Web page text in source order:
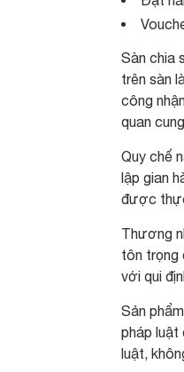
Sàn chia
trên sàn
công
quan
Quy chế
lập gian
được
Thương
tôn trọng
với qui
Sản
pháp luật
luật,